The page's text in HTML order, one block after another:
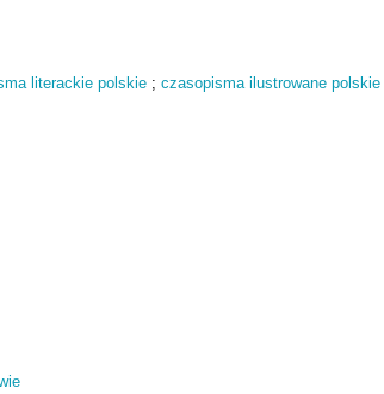
literackie polskie ;czasopisma ilustrowane polskie